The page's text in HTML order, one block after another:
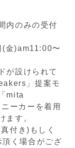
内のみの受付
(金)am11:00〜
が設けられて
」提案モ
mita
ーカーを着用
ます。
付き)もしく
く場合がござ